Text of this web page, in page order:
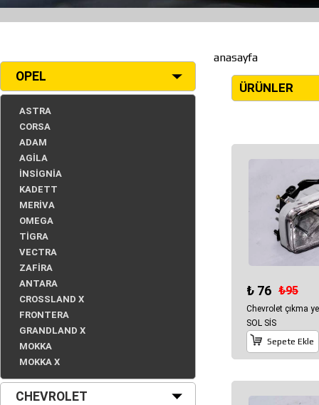
OPEL
ASTRA
CORSA
ADAM
AGİLA
İNSİGNİA
KADETT
MERİVA
OMEGA
TİGRA
VECTRA
ZAFİRA
ANTARA
CROSSLAND X
FRONTERA
GRANDLAND X
MOKKA
MOKKA X
CHEVROLET
anasayfa
ÜRÜNLER
₺ 76 ₺95
Chevrolet çıkma
SOL SİS
Sepete Ekle